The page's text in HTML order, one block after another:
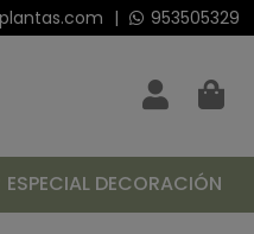
| 953505329
ESPECIAL DECORACIÓN